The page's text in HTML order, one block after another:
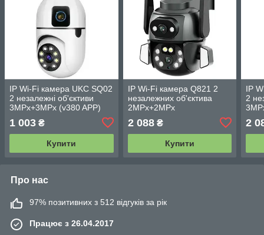
IP Wi-Fi камера UKC SQ02
2 незалежні об'єктиви
3MPx+3MPx (v380 APP)
1 003 ₴
Купити
IP Wi-Fi камера Q821 2
незалежних об'єктива
2MPx+2MPx
2 088₴
Купити
IP
2
2
Про нас
97% позитивних з 512 відгуків за рік
Працює з 26.04.2017